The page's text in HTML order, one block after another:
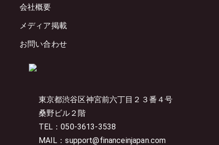
東京都渋谷区神宮前六丁目２３番４号
桑野ビル２階
TEL：050-3613-3538
MAIL：support@financeinjapan.com
会社概要
メディア掲載
お問い合わせ